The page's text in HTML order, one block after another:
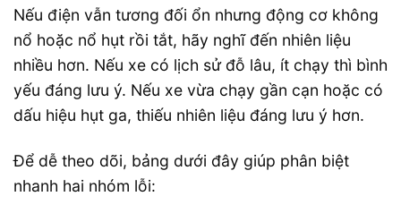
Nếu điện vẫn tương đối ổn nhưng động cơ không
nổ hoặc nổ hụt rồi tắt, hãy nghĩ đến nhiên liệu
nhiều hơn. Nếu xe có lịch sử đỗ lâu, ít chạy thì bình
yếu đáng lưu ý. Nếu xe vừa chạy gần cạn hoặc có
dấu hiệu hụt ga, thiếu nhiên liệu đáng lưu ý hơn.
Để dễ theo dõi, bảng dưới đây giúp phân biệt
nhanh hai nhóm lỗi: